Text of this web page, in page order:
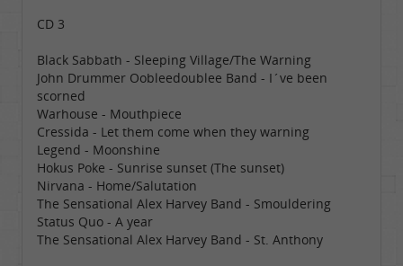
CD 3
Black Sabbath - Sleeping Village/The Warning
John Drummer Oobleedoublee Band - I´ve been
scorned
Warhouse - Mouthpiece
Cressida - Let them come when they warning
Legend - Moonshine
Hokus Poke - Sunrise sunset (The sunset)
Nirvana - Home/Salutation
The Sensational Alex Harvey Band - Smouldering
Status Quo - A year
The Sensational Alex Harvey Band - St. Anthony